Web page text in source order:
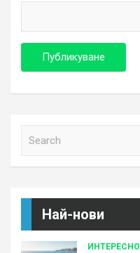
Най-нови
ИНТЕРЕСНО